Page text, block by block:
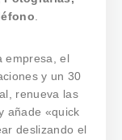
empresa, el
y un 30
renueva las
añade «quick
deslizando el